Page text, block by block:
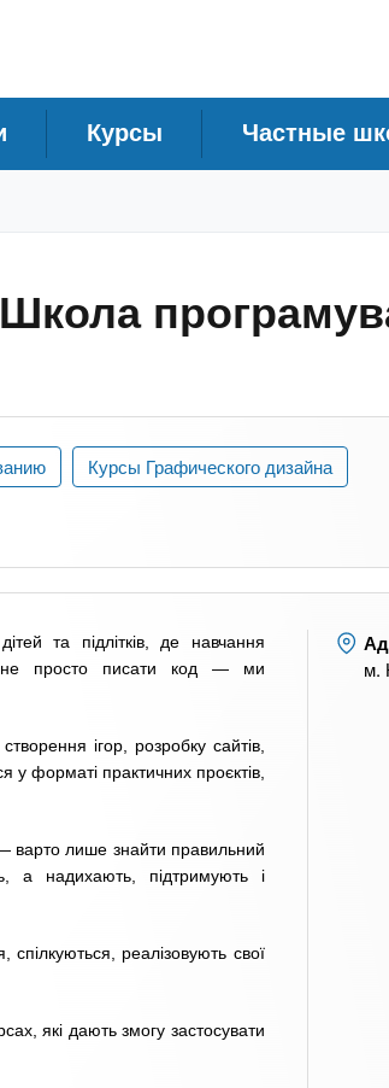
Курсы Частные
Школа
Курсы Графического дизайна
та підлітків, де навчання
не просто писати код — ми
ігор, розробку сайтів,
у форматі практичних проєктів,
варто лише знайти правильний
а надихають, підтримують і
реалізовують свої
які дають змогу застосувати
м.